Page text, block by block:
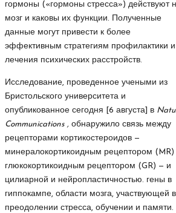
гормоны («гормоны стресса») действуют
мозг и каковы их функции. Полученные
данные могут привести к более
эффективным стратегиям профилактики и
лечения психических расстройств.
Исследование, проведенное учеными из
Бристольского университета и
опубликованное сегодня [6 августа] в
Communications , обнаружило связь между
рецепторами кортикостероидов —
минералокортикоидным рецептором (MR)
глюкокортикоидным рецептором (GR) — и
цилиарной и нейропластичностью. гены в
гиппокампе, области мозга, участвующей в
преодолении стресса, обучении и памяти.